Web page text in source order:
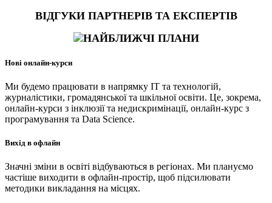
ВІДГУКИ ПАРТНЕРІВ ТА ЕКСПЕРТІВ
НАЙБЛИЖЧІ ПЛАНИ
Нові онлайн-курси
Ми будемо працювати в напрямку IT та технологій,
журналістики, громадянської та шкільної освіти. Це, зокрема,
онлайн-курси з інклюзії та недискримінації, онлайн-курс з
програмування та Data Science.
Вихід в офлайн
Значні зміни в освіті відбуваються в регіонах. Ми плануємо
частіше виходити в офлайн-простір, щоб підсилювати
методики викладання на місцях.